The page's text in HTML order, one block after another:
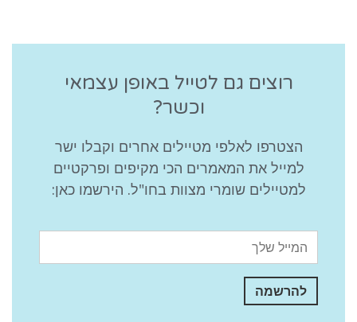
רוצים גם לטייל באופן עצמאי
וכשר?
הצטרפו לאלפי מטיילים אחרים וקבלו ישר
למייל את המאמרים הכי מקיפים ופרקטיים
למטיילים שומרי מצוות בחו"ל. הירשמו כאן: